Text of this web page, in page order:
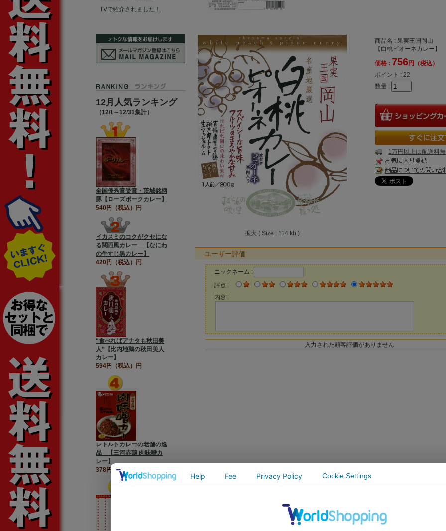
TVで紹介されました！
12月人気ランキング
（12/1～12/31集計）
全国優秀賞受賞・茨城銘柄
豚【ローズポークカレー】
540円（税込）円
イカスミのコクがクセにな
る関西風カレー 【なにわ
の牛すじ黒カレー】
420円（税込）円
“食べればアナタも秋田美
人”【比内地鶏の秋田美人
カレー】
594円（税込）円
レトルトカレーの老舗の逸
品 【三河赤鶏 肉味噌カ
レー】
378円（税込）円
拡大 ( Size : 114 kb )
商品名 : 果実王国岡山
【白桃ピオーネカレー】
価格 : 756円（税込）
ポイント : 22
数量 :
1万円以上は配送料
ユーザー評価
ニックネーム :
評点 :
内容 :
入力された顧客評価がありません